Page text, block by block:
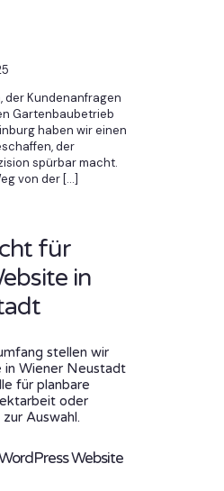
der Kundenanfragen
Gartenbaubetrieb
haben wir einen
der
spürbar macht.
von der […]
für
in
stellen wir
in Wiener Neustadt
für planbare
oder
Auswahl.
Website